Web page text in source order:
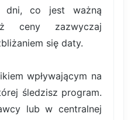
dni, co jest ważną
ceny zazwyczaj
się daty.
wpływającym na
śledzisz program.
lub w centralnej